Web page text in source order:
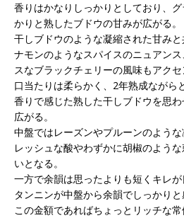
香りはかなりしっかりとしており、
かりと熟したブドウの甘みが広がる。
干しブドウのような凝縮された甘み
ナモンのようなスパイスのニュアン
スなブラックチェリーの風味もアクセ
口当たりは柔らかく、2年熟成ながら
香りで感じた熟した干しブドウを思
広がる。
中盤ではレーズンやプルーンのよう
レッシュな酸やわずかに胡椒のよう
いとなる。
一方で余韻は思ったよりも短くキレ
タンニンが中盤から余韻でしっかりと
この金額であればちょっとリッチな